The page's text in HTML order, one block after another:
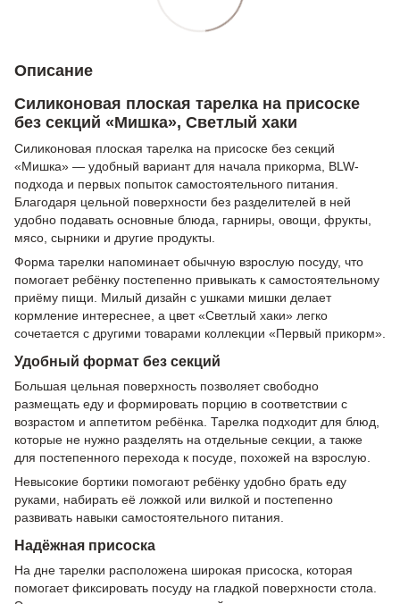
Описание
Силиконовая плоская тарелка на присоске
без секций «Мишка», Светлый хаки
Силиконовая плоская тарелка на присоске без секций
«Мишка» — удобный вариант для начала прикорма, BLW-
подхода и первых попыток самостоятельного питания.
Благодаря цельной поверхности без разделителей в ней
удобно подавать основные блюда, гарниры, овощи, фрукты,
мясо, сырники и другие продукты.
Форма тарелки напоминает обычную взрослую посуду, что
помогает ребёнку постепенно привыкать к самостоятельному
приёму пищи. Милый дизайн с ушками мишки делает
кормление интереснее, а цвет «Светлый хаки» легко
сочетается с другими товарами коллекции «Первый прикорм».
Удобный формат без секций
Большая цельная поверхность позволяет свободно
размещать еду и формировать порцию в соответствии с
возрастом и аппетитом ребёнка. Тарелка подходит для блюд,
которые не нужно разделять на отдельные секции, а также
для постепенного перехода к посуде, похожей на взрослую.
Невысокие бортики помогают ребёнку удобно брать еду
руками, набирать её ложкой или вилкой и постепенно
развивать навыки самостоятельного питания.
Надёжная присоска
На дне тарелки расположена широкая присоска, которая
помогает фиксировать посуду на гладкой поверхности стола.